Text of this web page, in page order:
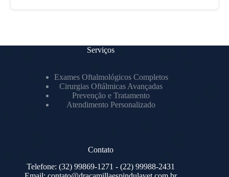
Serviços
Exames Oftalmológicos Completos
Cirurgias Oftálmicas Avançadas
Prevenção e Tratamento
Atendimento Personalizado
Contato
Telefone: (32) 99869-1271 - (22) 99988-2431